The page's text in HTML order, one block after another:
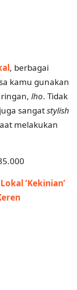
, berbagai
kamu gunakan
lho. Tidak
sangatstylish
melakukan
‘Kekinian’